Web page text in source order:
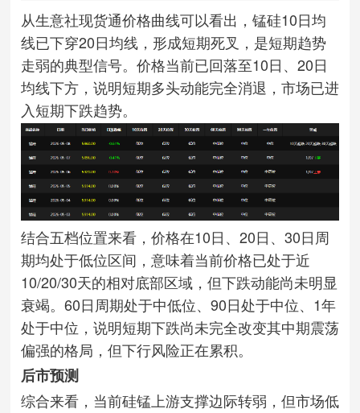
从生意社现货通价格曲线可以看出，锰硅10日均
线已下穿20日均线，形成短期死叉，是短期趋势
走弱的典型信号。价格当前已回落至10日、20日
均线下方，说明短期多头动能完全消退，市场已进
入短期下跌趋势。
结合五档位置来看，价格在10日、20日、30日周
期均处于低位区间，意味着当前价格已处于近
10/20/30天的相对底部区域，但下跌动能尚未明显
衰竭。60日周期处于中低位、90日处于中位、1年
处于中位，说明短期下跌尚未完全改变其中期震荡
偏强的格局，但下行风险正在累积。
后市预测
综合来看，当前硅锰上游支撑边际转弱，但市场低